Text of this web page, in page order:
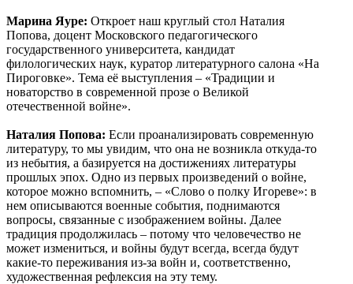
Марина Яуре: Откроет наш круглый стол Наталия
Попова, доцент Московского педагогического
государственного университета, кандидат
филологических наук, куратор литературного салона «На
Пироговке». Тема её выступления – «Традиции и
новаторство в современной прозе о Великой
отечественной войне».
Наталия Попова: Если проанализировать современную
литературу, то мы увидим, что она не возникла откуда-то
из небытия, а базируется на достижениях литературы
прошлых эпох. Одно из первых произведений о войне,
которое можно вспомнить, – «Слово о полку Игореве»: в
нем описываются военные события, поднимаются
вопросы, связанные с изображением войны. Далее
традиция продолжилась – потому что человечество не
может измениться, и войны будут всегда, всегда будут
какие-то переживания из-за войн и, соответственно,
художественная рефлексия на эту тему.